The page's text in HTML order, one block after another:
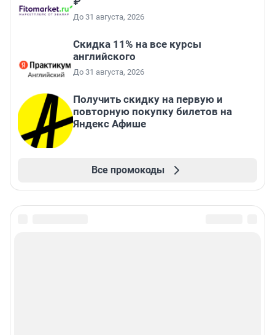
До 31 августа, 2026
Скидка 11% на все курсы
английского
До 31 августа, 2026
Получить скидку на первую и
повторную покупку билетов на
Яндекс Афише
Все промокоды